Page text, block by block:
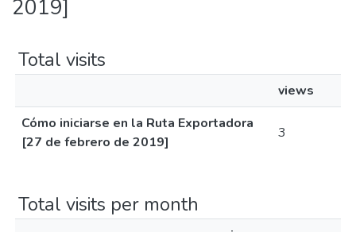
2019]
Total visits
views
Cómo iniciarse en la Ruta Exportadora
[27 de febrero de 2019]
3
Total visits per month